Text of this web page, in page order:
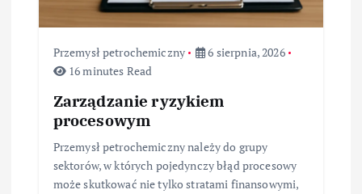
s
Przemysł petrochemiczny
6 sierpnia, 2026
16 minutes Read
Zarządzanie ryzykiem
procesowym
Przemysł petrochemiczny należy do grupy
sektorów, w których pojedynczy błąd procesowy
może skutkować nie tylko stratami finansowymi,